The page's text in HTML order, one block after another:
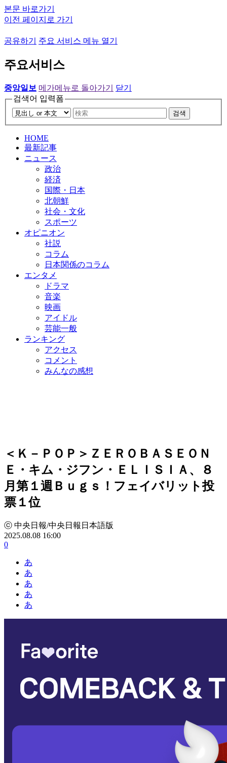
본문 바로가기
이전 페이지로 가기
공유하기 주요 서비스 메뉴 열기
주요서비스
중앙일보 메가메뉴로 돌아가기
닫기
검색어 입력폼
검색
HOME
最新記事
ニュース
政治
経済
国際・日本
北朝鮮
社会・文化
スポーツ
オピニオン
社説
コラム
日本関係のコラム
エンタメ
ドラマ
音楽
映画
アイドル
芸能一般
ランキング
アクセス
コメント
みんなの感想
＜Ｋ－ＰＯＰ＞ＺＥＲＯＢＡＳＥＯＮ
Ｅ・キム・ジフン・ＥＬＩＳＩＡ、８
月第１週Ｂｕｇｓ！フェイバリット投
票１位
ⓒ 中央日報/中央日報日本語版
2025.08.08 16:00
0
あ
あ
あ
あ
あ